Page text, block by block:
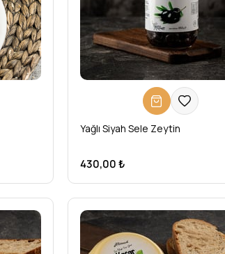
Yağlı Siyah Sele Zeytin
430,00 ₺